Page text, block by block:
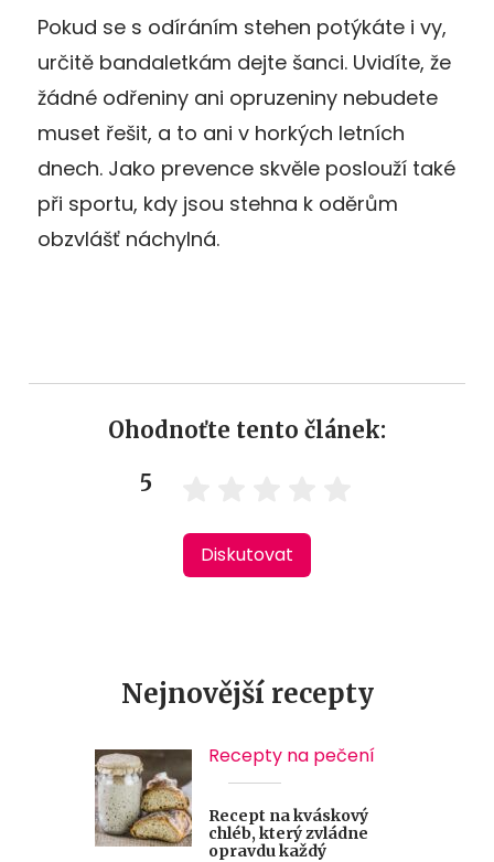
Pokud se s odíráním stehen potýkáte i vy,
určitě bandaletkám dejte šanci. Uvidíte, že
žádné odřeniny ani opruzeniny nebudete
muset řešit, a to ani v horkých letních
dnech. Jako prevence skvěle poslouží také
při sportu, kdy jsou stehna k oděrům
obzvlášť náchylná.
Ohodnoťte tento článek:
5
Diskutovat
Nejnovější recepty
Recepty na pečení
Recept na kváskový
chléb, který zvládne
opravdu každý